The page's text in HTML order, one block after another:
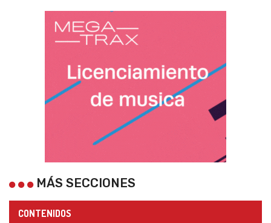
MÁS SECCIONES
CONTENIDOS